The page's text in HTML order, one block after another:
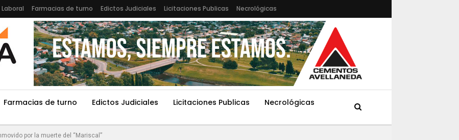
Farmacias de turno Edictos Judiciales Licitaciones Publicas Necrológicas
Farmacias de turno Edictos Judiciales Licitaciones Publicas Necrológicas
por la muerte del “Mariscal”